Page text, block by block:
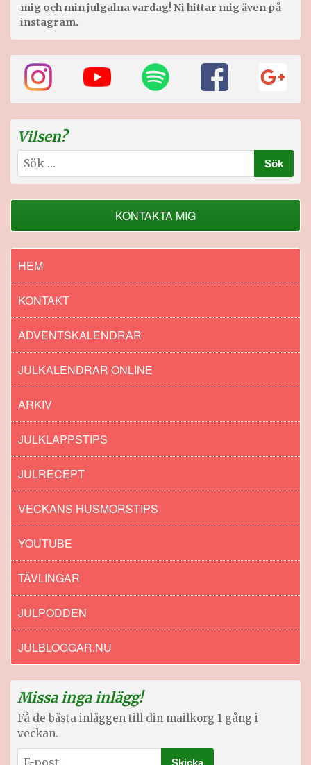
mig och min julgalna vardag! Ni hittar mig även på
instagram.
Vilsen?
Sök
efter:
KONTAKTA MIG
HEM
KONTAKT
ADVENTSKALENDRAR
JULKALENDRAR ONLINE
ARKIV
JULKLAPPSTIPS
JULRECEPT
VECKANS HUSMORSTIPS
YOUTUBE
TÄVLINGAR
JULPODDEN
JULBLOGGAR.NU
Missa inga inlägg!
Få de bästa inläggen till din mailkorg 1 gång i
veckan.